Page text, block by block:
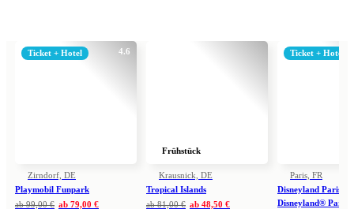
4.6
Ticket + Hotel
Zirndorf, DE
Playmobil Funpark
ab 99,00 € ab 79,00 €
Frühstück
Krausnick, DE
Tropical Islands
ab 81,00 € ab 48,50 €
Ticket + Hotel
Paris, FR
Disneyland Paris:
Disneyland® Park